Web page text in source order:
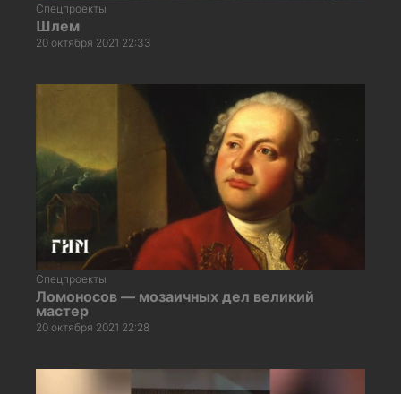
Спецпроекты
Шлем
20 октября 2021 22:33
Спецпроекты
Ломоносов — мозаичных дел великий
мастер
20 октября 2021 22:28